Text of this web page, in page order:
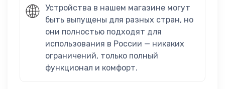
Устройства в нашем магазине могут
быть выпущены для разных стран, но
они полностью подходят для
использования в России — никаких
ограничений, только полный
функционал и комфорт.